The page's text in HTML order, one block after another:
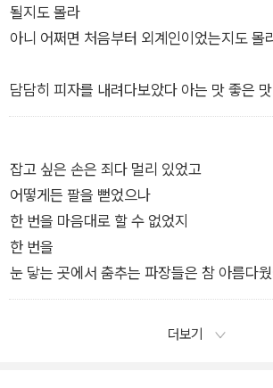
진실하게 말해주게
이 아귀가 틀어지기 전에
진열해보게
미움 미움 미움
갑갑함
갑갑……
_「상자들」에서
될지도 몰라
아니 어쩌면 처음부터 외계인이었는지도 몰
담담히 피자를 내려다보았다 아는 맛 좋은 맛
그렇지만 오늘은 안 먹고 싶었던 맛
흔하디흔한
갈기갈기 찢어진
죽은 동그라미
지구는 재미있구나 가족이 이종족일 수 있다
외로워도 홀로 이종족인 편이 낫겠지
묻지도 따지지도 않는 이해를
오해라는 이름의 가장 큰 이해를
잡고 싶은 손은 죄다 멀리 있었고
어떻게든 팔을 뻗었으나
한 번을 마음대로 할 수 없었지
한 번을
눈 닿는 곳에서 춤추는 파장들은 참 아름다
살아 있는 것 같았어
더보기